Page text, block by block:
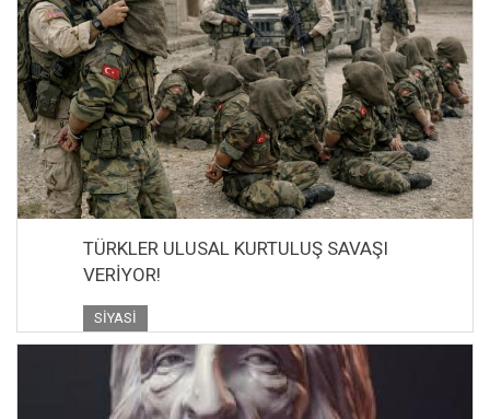
TÜRKLER ULUSAL KURTULUŞ SAVAŞI
VERİYOR!
SIYASI